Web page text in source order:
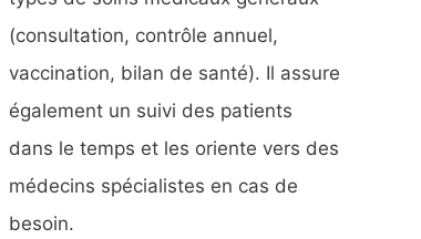
:
(consultation, contrôle annuel,
vaccination, bilan de santé). Il assure
également un suivi des patients
dans le temps et les oriente vers des
médecins spécialistes en cas de
besoin.